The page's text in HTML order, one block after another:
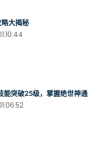
大揭秘
能突破25级，掌握绝世神通